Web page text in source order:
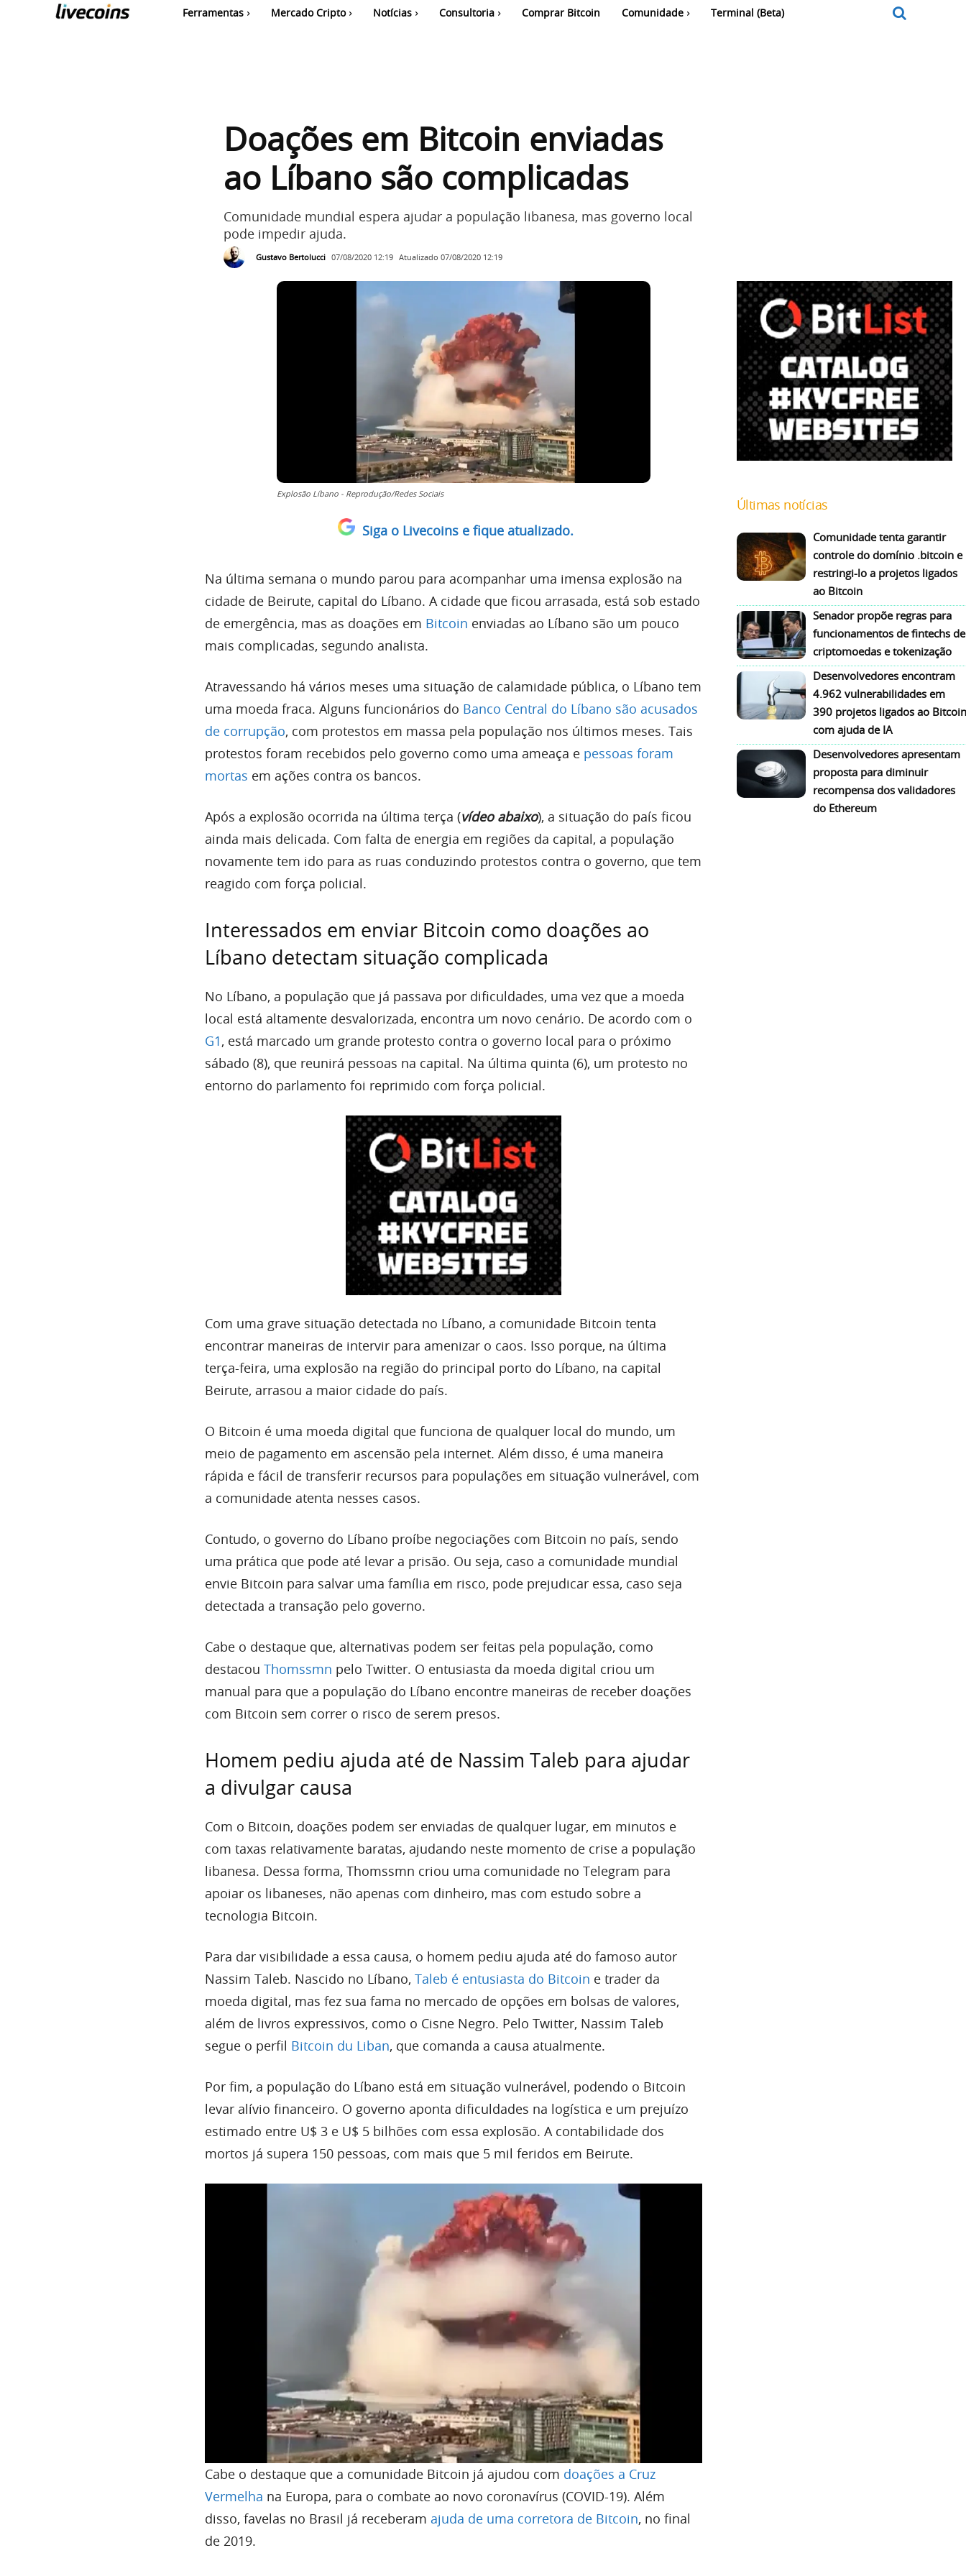
Ferramentas Mercado Cripto Notícias Consultoria Comprar Bitcoin Comunidade Terminal (Beta)
Doações em Bitcoin enviadas
ao Líbano são complicadas
Comunidade mundial espera ajudar a população libanesa, mas governo local
pode impedir ajuda.
Gustavo Bertolucci 07/08/2020 12:19 Atualizado 07/08/2020 12:19
Explosão Líbano - Reprodução/Redes Sociais
Siga o Livecoins e fique atualizado.
Na última semana o mundo parou para acompanhar uma imensa explosão na
cidade de Beirute, capital do Líbano. A cidade que ficou arrasada, está sob estado
de emergência, mas as doações em Bitcoin enviadas ao Líbano são um pouco
mais complicadas, segundo analista.
Atravessando há vários meses uma situação de calamidade pública, o Líbano tem
uma moeda fraca. Alguns funcionários do Banco Central do Líbano são acusados
de corrupção, com protestos em massa pela população nos últimos meses. Tais
protestos foram recebidos pelo governo como uma ameaça e pessoas foram
mortas em ações contra os bancos.
Após a explosão ocorrida na última terça (vídeo abaixo), a situação do país ficou
ainda mais delicada. Com falta de energia em regiões da capital, a população
novamente tem ido para as ruas conduzindo protestos contra o governo, que tem
reagido com força policial.
Interessados em enviar Bitcoin como doações ao
Líbano detectam situação complicada
No Líbano, a população que já passava por dificuldades, uma vez que a moeda
local está altamente desvalorizada, encontra um novo cenário. De acordo com o
G1, está marcado um grande protesto contra o governo local para o próximo
sábado (8), que reunirá pessoas na capital. Na última quinta (6), um protesto no
entorno do parlamento foi reprimido com força policial.
Com uma grave situação detectada no Líbano, a comunidade Bitcoin tenta
encontrar maneiras de intervir para amenizar o caos. Isso porque, na última
terça-feira, uma explosão na região do principal porto do Líbano, na capital
Beirute, arrasou a maior cidade do país.
O Bitcoin é uma moeda digital que funciona de qualquer local do mundo, um
meio de pagamento em ascensão pela internet. Além disso, é uma maneira
rápida e fácil de transferir recursos para populações em situação vulnerável, com
a comunidade atenta nesses casos.
Contudo, o governo do Líbano proíbe negociações com Bitcoin no país, sendo
uma prática que pode até levar a prisão. Ou seja, caso a comunidade mundial
envie Bitcoin para salvar uma família em risco, pode prejudicar essa, caso seja
detectada a transação pelo governo.
Cabe o destaque que, alternativas podem ser feitas pela população, como
destacou Thomssmn pelo Twitter. O entusiasta da moeda digital criou um
manual para que a população do Líbano encontre maneiras de receber doações
com Bitcoin sem correr o risco de serem presos.
Homem pediu ajuda até de Nassim Taleb para ajudar
a divulgar causa
Com o Bitcoin, doações podem ser enviadas de qualquer lugar, em minutos e
com taxas relativamente baratas, ajudando neste momento de crise a população
libanesa. Dessa forma, Thomssmn criou uma comunidade no Telegram para
apoiar os libaneses, não apenas com dinheiro, mas com estudo sobre a
tecnologia Bitcoin.
Para dar visibilidade a essa causa, o homem pediu ajuda até do famoso autor
Nassim Taleb. Nascido no Líbano, Taleb é entusiasta do Bitcoin e trader da
moeda digital, mas fez sua fama no mercado de opções em bolsas de valores,
além de livros expressivos, como o Cisne Negro. Pelo Twitter, Nassim Taleb
segue o perfil Bitcoin du Liban, que comanda a causa atualmente.
Por fim, a população do Líbano está em situação vulnerável, podendo o Bitcoin
levar alívio financeiro. O governo aponta dificuldades na logística e um prejuízo
estimado entre U$ 3 e U$ 5 bilhões com essa explosão. A contabilidade dos
mortos já supera 150 pessoas, com mais que 5 mil feridos em Beirute.
Cabe o destaque que a comunidade Bitcoin já ajudou com doações a Cruz
Vermelha na Europa, para o combate ao novo coronavírus (COVID-19). Além
disso, favelas no Brasil já receberam ajuda de uma corretora de Bitcoin, no final
de 2019.
Últimas notícias
Comunidade tenta garantir
controle do domínio .bitcoin e
restringi-lo a projetos ligados
ao Bitcoin
Senador propõe regras para
funcionamentos de fintechs de
criptomoedas e tokenização
Desenvolvedores encontram
4.962 vulnerabilidades em
390 projetos ligados ao Bitcoin
com ajuda de IA
Desenvolvedores apresentam
proposta para diminuir
recompensa dos validadores
do Ethereum